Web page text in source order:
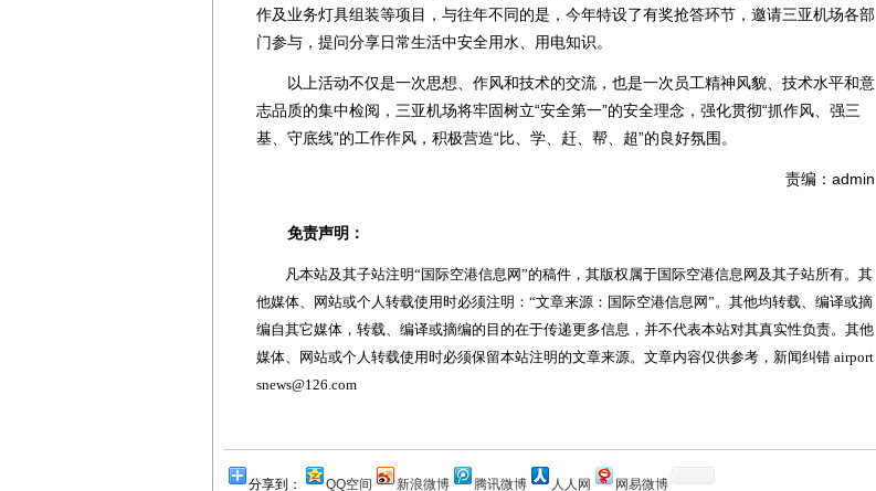
作及业务灯具组装等项目，与往年不同的是，今年特设了有奖抢答环节，邀请三亚机场各部
门参与，提问分享日常生活中安全用水、用电知识。
以上活动不仅是一次思想、作风和技术的交流，也是一次员工精神风貌、技术水平和意
志品质的集中检阅，三亚机场将牢固树立“安全第一”的安全理念，强化贯彻“抓作风、强三
基、守底线”的工作作风，积极营造“比、学、赶、帮、超”的良好氛围。
责编：admin
免责声明：
凡本站及其子站注明“国际空港信息网”的稿件，其版权属于国际空港信息网及其子站所有。其
他媒体、网站或个人转载使用时必须注明：“文章来源：国际空港信息网”。其他均转载、编译或摘
编自其它媒体，转载、编译或摘编的目的在于传递更多信息，并不代表本站对其真实性负责。其他
媒体、网站或个人转载使用时必须保留本站注明的文章来源。文章内容仅供参考，新闻纠错 airport
snews@126.com
分享到： QQ空间 新浪微博 腾讯微博 人人网 网易微博